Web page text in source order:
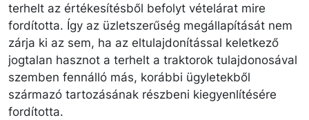
terhelt az értékesítésből befolyt vételárat mire
fordította. Így az üzletszerűség megállapítását nem
zárja ki az sem, ha az eltulajdonítással keletkező
jogtalan hasznot a terhelt a traktorok tulajdonosával
szemben fennálló más, korábbi ügyletekből
származó tartozásának részbeni kiegyenlítésére
fordította.